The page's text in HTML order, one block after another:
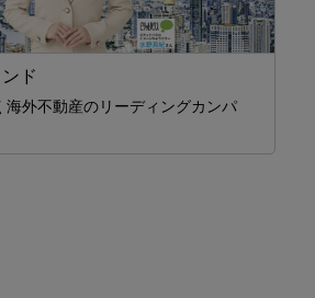
ド
海外不動産のリーディングカンパ